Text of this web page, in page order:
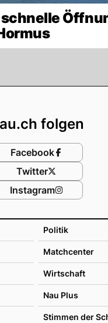
Politik
Matchcenter
Wirtschaft
Nau Plus
Stimmen der
folgen
Facebook
Twitter
Instagram